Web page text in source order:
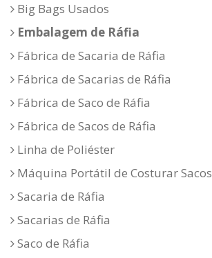
Big Bags Usados
Embalagem de Ráfia
Fábrica de Sacaria de Ráfia
Fábrica de Sacarias de Ráfia
Fábrica de Saco de Ráfia
Fábrica de Sacos de Ráfia
Linha de Poliéster
Máquina Portátil de Costurar Sacos
Sacaria de Ráfia
Sacarias de Ráfia
Saco de Ráfia